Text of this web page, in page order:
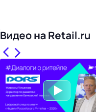
Видео на Retail.ru